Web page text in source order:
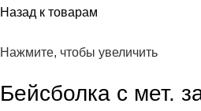
Назад к товарам
Нажмите, чтобы увеличить
Бейсболка с мет.